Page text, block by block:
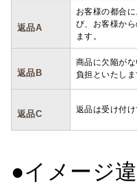
返品A
お客様の都合
び、お客様か
ます。
返品B
商品に欠陥が
負担といたしま
返品C 返品は受け付
●イメージ